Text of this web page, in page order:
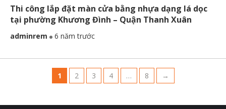
Thi công lắp đặt màn cửa bằng nhựa dạng lá dọc
tại phường Khương Đình – Quận Thanh Xuân
adminrem 6 năm trước
1 2 3 4 … 8 →